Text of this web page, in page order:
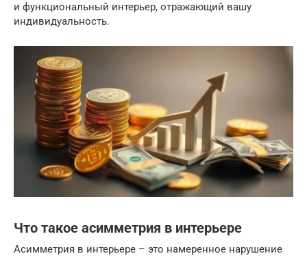
и функциональный интерьер, отражающий вашу
индивидуальность.
Что такое асимметрия в интерьере
Асимметрия в интерьере – это намеренное нарушение